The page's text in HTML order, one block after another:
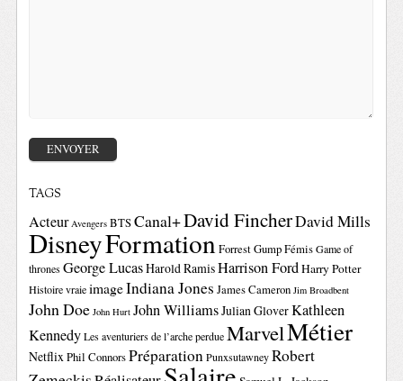
TAGS
Acteur Avengers BTSCanal+David FincherDavid Mills
DisneyFormationForrest GumpFémis Game of
thrones George LucasHarold RamisHarrison FordHarry Potter
Histoire vraie imageIndiana Jones James Cameron Jim Broadbent
John Doe John Hurt John WilliamsJulian GloverKathleen
Kennedy Les aventuriers de l’arche perdue MarvelMétier
NetflixPhil ConnorsPréparation Punxsutawney Robert